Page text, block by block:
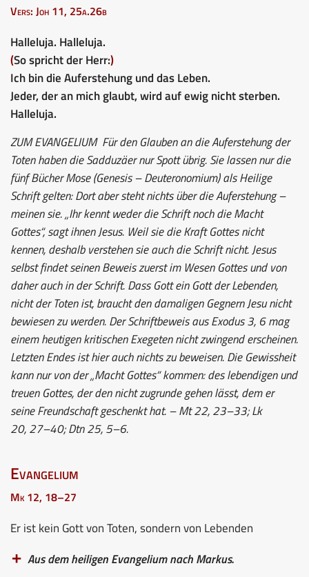
Vers: Joh 11, 25a.26b
Halleluja. Halleluja.
(So spricht der Herr:)
Ich bin die Auferstehung und das Leben.
Jeder, der an mich glaubt, wird auf ewig nicht sterben.
Halleluja.
ZUM EVANGELIUMFür den Glauben an die Auferstehung der
Toten haben die Sadduzäer nur Spott übrig. Sie lassen nur die
fünf Bücher Mose (Genesis – Deuteronomium) als Heilige
Schrift gelten: Dort aber steht nichts über die Auferstehung –
meinen sie. „Ihr kennt weder die Schrift noch die Macht
Gottes“, sagt ihnen Jesus. Weil sie die Kraft Gottes nicht
kennen, deshalb verstehen sie auch die Schrift nicht. Jesus
selbst findet seinen Beweis zuerst im Wesen Gottes und von
daher auch in der Schrift. Dass Gott ein Gott der Lebenden,
nicht der Toten ist, braucht den damaligen Gegnern Jesu nicht
bewiesen zu werden. Der Schriftbeweis aus Exodus 3, 6 mag
einem heutigen kritischen Exegeten nicht zwingend erscheinen.
Letzten Endes ist hier auch nichts zu beweisen. Die Gewissheit
kann nur von der „Macht Gottes“ kommen: des lebendigen und
treuen Gottes, der den nicht zugrunde gehen lässt, dem er
seine Freundschaft geschenkt hat. – Mt 22, 23–33; Lk
20, 27–40; Dtn 25, 5–6.
Evangelium
Mk 12, 18–27
Er ist kein Gott von Toten, sondern von Lebenden
Aus dem heiligen Evangelium nach Markus.